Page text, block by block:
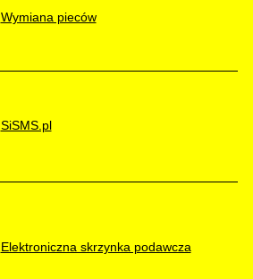
Wymiana pieców
SiSMS.pl
Elektroniczna skrzynka podawcza